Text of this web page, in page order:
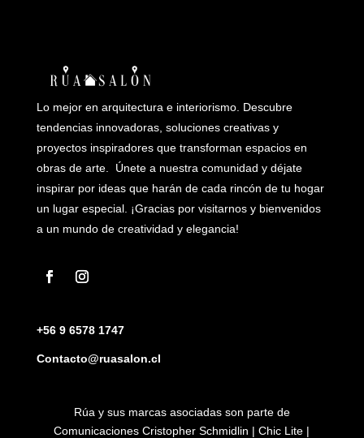
Lo mejor en arquitectura e interiorismo. Descubre
tendencias innovadoras, soluciones creativas y
proyectos inspiradores que transforman espacios en
obras de arte. Únete a nuestra comunidad y déjate
inspirar por ideas que harán de cada rincón de tu hogar
un lugar especial. ¡Gracias por visitarnos y bienvenidos
a un mundo de creatividad y elegancia!
+56 9 6578 1747
Contacto@ruasalon.cl
Rúa y sus marcas asociadas son parte de
Comunicaciones Cristopher Schmidlin | Chic Lite |